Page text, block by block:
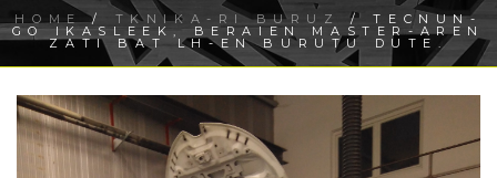
HOME/ TKNIKA-RI BURUZ / TECNUN-
GO IKASLEEK, BERAIEN MASTER-AREN
ZATI BAT LH-EN BURUTU DUTE.